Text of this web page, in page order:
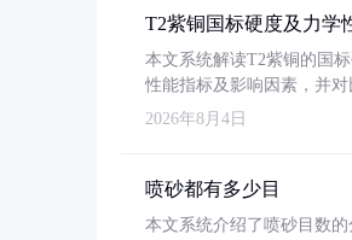
T2紫铜国标硬度及力学
本文系统解读T2紫铜的国
性能指标及影响因素，并
2026年8月4日
喷砂都有多少目
本文系统介绍了喷砂目数